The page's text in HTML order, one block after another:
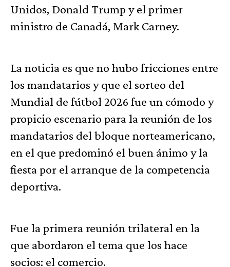
Unidos, Donald Trump y el primer
ministro de Canadá, Mark Carney.
La noticia es que no hubo fricciones entre
los mandatarios y que el sorteo del
Mundial de fútbol 2026 fue un cómodo y
propicio escenario para la reunión de los
mandatarios del bloque norteamericano,
en el que predominó el buen ánimo y la
fiesta por el arranque de la competencia
deportiva.
Fue la primera reunión trilateral en la
que abordaron el tema que los hace
socios: el comercio.